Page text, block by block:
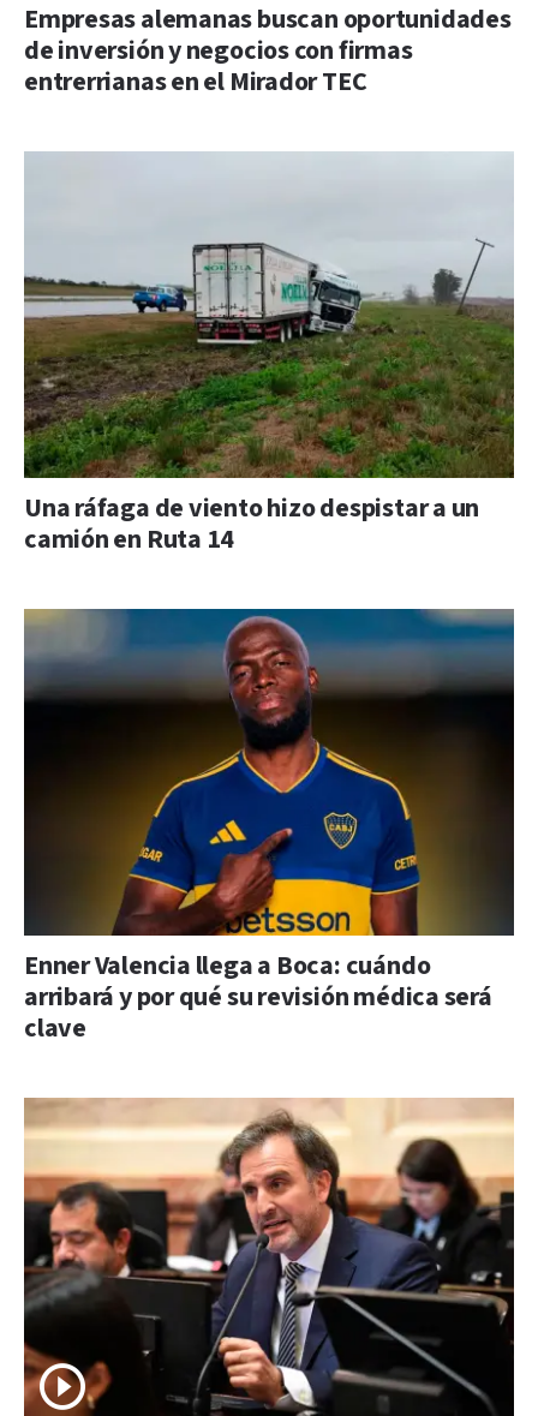
Empresas alemanas buscan oportunidades
de inversión y negocios con firmas
entrerrianas en el Mirador TEC
Una ráfaga de viento hizo despistar a un
camión en Ruta 14
Enner Valencia llega a Boca: cuándo
arribará y por qué su revisión médica será
clave